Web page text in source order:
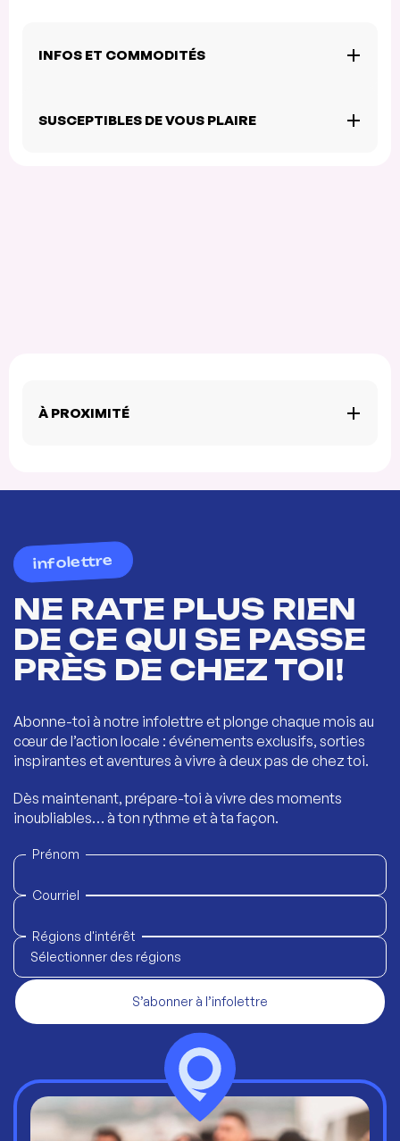
INFOS ET COMMODITÉS
SUSCEPTIBLES DE VOUS PLAIRE
À PROXIMITÉ
infolettre
NE RATE PLUS RIEN
DE CE QUI SE PASSE
PRÈS DE CHEZ TOI!
Abonne-toi à notre infolettre et plonge chaque mois au
cœur de l’action locale : événements exclusifs, sorties
inspirantes et aventures à vivre à deux pas de chez toi.
Dès maintenant, prépare-toi à vivre des moments
inoubliables… à ton rythme et à ta façon.
Prénom
Courriel
Régions d'intérêt
Sélectionner des régions
S’abonner à l’infolettre